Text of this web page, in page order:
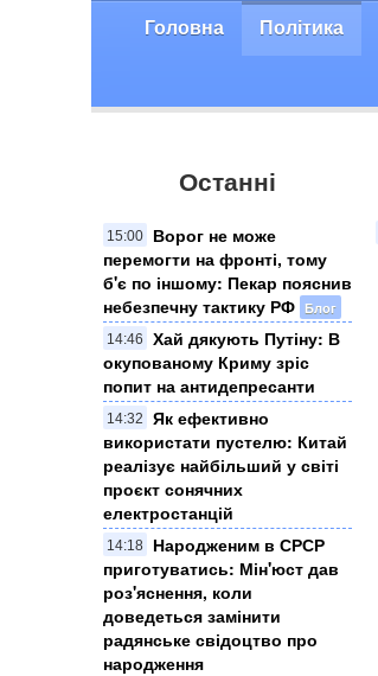
Головна Політика
Останні
15:00
Ворог не може
перемогти на фронті, тому
б'є по іншому: Пекар пояснив
небезпечну тактику РФ Блог
14:46
Хай дякують Путіну: В
окупованому Криму зріс
попит на антидепресанти
14:32
Як ефективно
використати пустелю: Китай
реалізує найбільший у світі
проєкт сонячних
електростанцій
14:18
Народженим в СРСР
приготуватись: Мін'юст дав
роз'яснення, коли
доведеться замінити
радянське свідоцтво про
народження